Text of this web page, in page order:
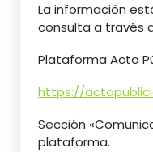
​La información
consulta a través
​Plataforma Acto
https://
​Sección
plataforma.